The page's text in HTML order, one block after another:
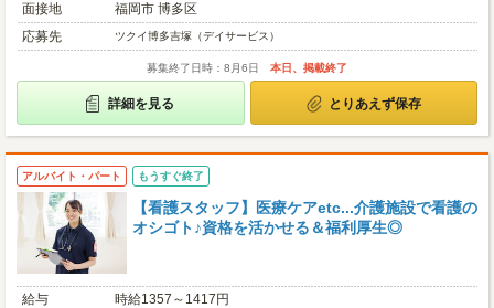
面接地
福岡市 博多区
応募先
ツクイ博多吉塚（デイサービス）
募集終了日時：8月6日 本日、掲載終了
詳細を見る とりあえず保存
アルバイト・パート もうすぐ終了
【看護スタッフ】医療ケアetc...介護施設で看護の
オシゴト♪資格を活かせる＆福利厚生◎
給与
時給1357～1417円